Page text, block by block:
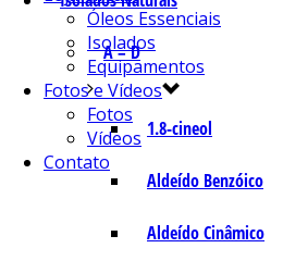
A – D
1.8-cineol
Aldeído Benzóico
Aldeído Cinâmico
Óleos Essenciais
Isolados
Equipamentos
Fotos e Vídeos
Fotos
Vídeos
Contato